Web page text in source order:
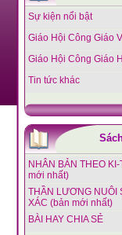
Sự kiện nổi bật
Giáo Hội Công Giáo
Giáo Hội Công Giáo
Tin tức khác
NHÂN BẢN THEO
mới nhất)
THẦN LƯƠNG NUÔI
XÁC (bản mới nhất)
BÀI HAY CHIA SẺ